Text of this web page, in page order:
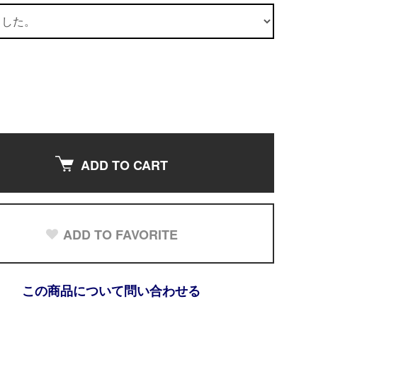
ADD TO CART
ADD TO FAVORITE
この商品について問い合わせる